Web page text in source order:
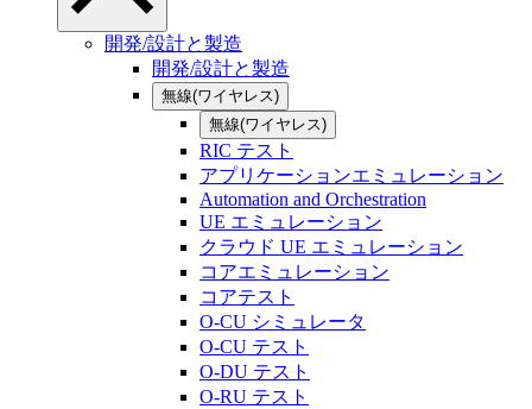
開発/設計と製造
開発/設計と製造
無線(ワイヤレス)
無線(ワイヤレス)
RIC テスト
アプリケーションエミュレーション
Automation and Orchestration
UE エミュレーション
クラウド UE エミュレーション
コアエミュレーション
コアテスト
O-CU シミュレータ
O-CU テスト
O-DU テスト
O-RU テスト